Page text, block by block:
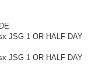
JSG 1 OR HALF DAY
JSG 1 OR HALF DAY